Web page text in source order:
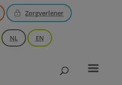
Zorgverlener
NL EN